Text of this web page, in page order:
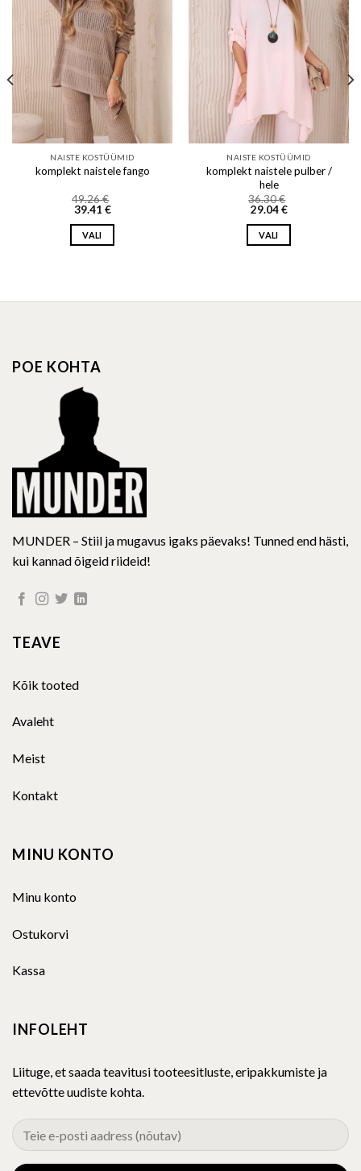
Add to wishlist
NAISTE KOSTÜÜMID
komplekt naistele fango
49.26€
39.41 €
VALI
multiple
may
chosen
on
the
product
page
Add to wishlist
NAISTE KOSTÜÜMID
komplekt naistele pulber /
hele
36.30€
29.04€
VALI
multiple
POE KOHTA
MUNDER – Stiil ja mugavus igaks päevaks! Tunned end hästi,
kui kannad õigeid riideid!
TEAVE
Kõik tooted
Avaleht
Meist
Kontakt
MINU KONTO
Minu konto
Ostukorvi
Kassa
INFOLEHT
Liituge, et saada teavitusi tooteesitluste, eripakkumiste ja
ettevõtte uudiste kohta.